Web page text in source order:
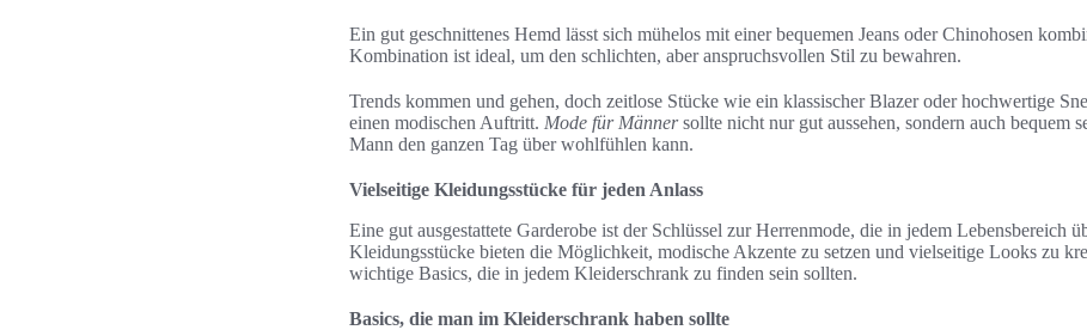
Ein gut geschnittenes Hemd lässt sich mühelos mit einer bequemen Jeans oder Chinohosen
Kombination ist ideal, um den schlichten, aber anspruchsvollen Stil zu bewahren.
Trends kommen und gehen, doch zeitlose Stücke wie ein klassischer Blazer oder hochwertige
einen modischen Auftritt. Mode für Männersollte nicht nur gut aussehen, sondern auch bequem
Mann den ganzen Tag über wohlfühlen kann.
Vielseitige Kleidungsstücke für jeden Anlass
Eine gut ausgestattete Garderobe ist der Schlüssel zur Herrenmode, die in jedem Lebensbereich
Kleidungsstücke bieten die Möglichkeit, modische Akzente zu setzen und vielseitige Looks zu
wichtige Basics, die in jedem Kleiderschrank zu finden sein sollten.
Basics, die man im Kleiderschrank haben sollte